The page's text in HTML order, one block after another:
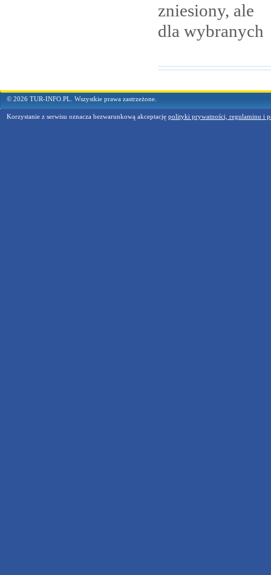
zniesiony, ale
dla wybranych
© 2026 TUR-INFO.PL. Wszystkie prawa zastrzeżone.
Korzystanie z serwisu oznacza bezwarunkową akceptację polityki prywatności, regulaminu i